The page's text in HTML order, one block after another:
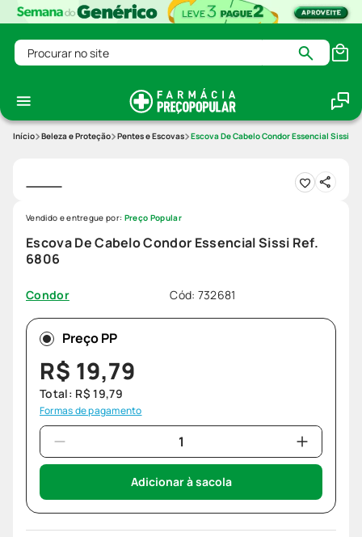
Procurar no site
Beleza e Proteção Pentes e Escovas Escova De Cabelo Condor Essencial Sissi
Escova De Cabelo Condor Essencial Sissi Ref.
6806
Condor Cód: 732681
Vendido e entregue por: Preço Popular
Preço PP
R$ 19,79
Total: R$ 19,79
Formas de pagamento
Adicionar à sacola